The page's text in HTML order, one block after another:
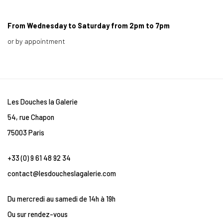
From Wednesday to Saturday from 2pm to 7pm
or by appointment
Les Douches la Galerie
54, rue Chapon
75003 Paris
+33 (0) 9 61 48 92 34
contact@lesdoucheslagalerie.com
Du mercredi au samedi de 14h à 19h
Ou sur rendez-vous